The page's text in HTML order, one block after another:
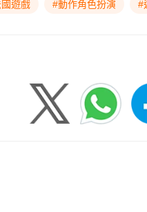
遊戲 #動作角色扮演 #